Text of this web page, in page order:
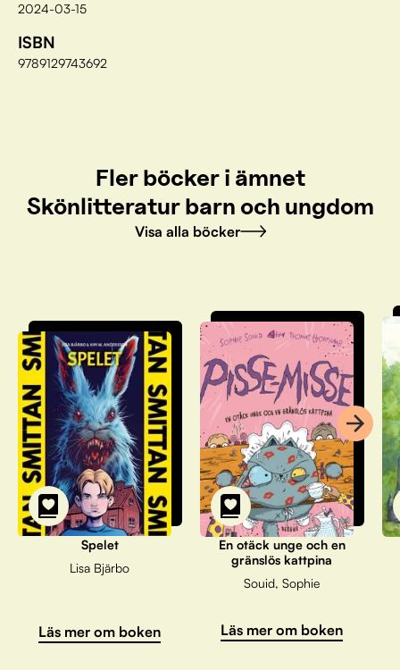
2024-03-15
ISBN
9789129743692
Fler böcker i ämnet
Skönlitteratur barn och ungdom
Visa alla böcker
Spelet
Lisa Bjärbo
Läs mer om boken
En otäck unge och en
gränslös kattpina
Souid, Sophie
Läs mer om boken